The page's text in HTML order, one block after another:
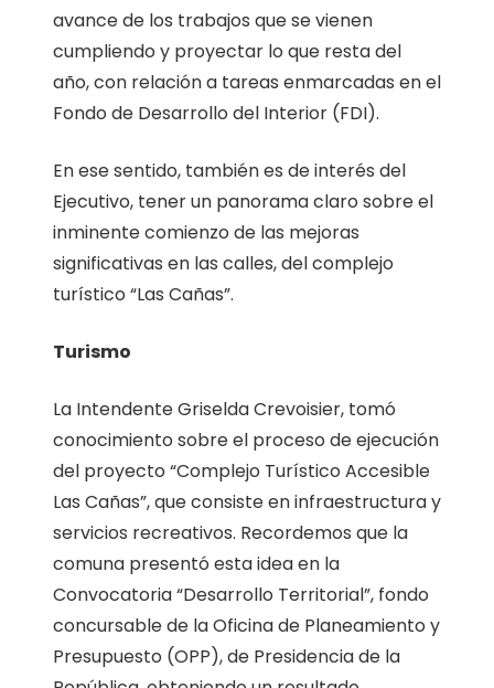
avance de los trabajos que se vienen
cumpliendo y proyectar lo que resta del
año, con relación a tareas enmarcadas en el
Fondo de Desarrollo del Interior (FDI).
En ese sentido, también es de interés del
Ejecutivo, tener un panorama claro sobre el
inminente comienzo de las mejoras
significativas en las calles, del complejo
turístico “Las Cañas”.
Turismo
La Intendente Griselda Crevoisier, tomó
conocimiento sobre el proceso de ejecución
del proyecto “Complejo Turístico Accesible
Las Cañas”, que consiste en infraestructura y
servicios recreativos. Recordemos que la
comuna presentó esta idea en la
Convocatoria “Desarrollo Territorial”, fondo
concursable de la Oficina de Planeamiento y
Presupuesto (OPP), de Presidencia de la